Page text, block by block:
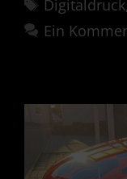
Digitaldruck,
Ein